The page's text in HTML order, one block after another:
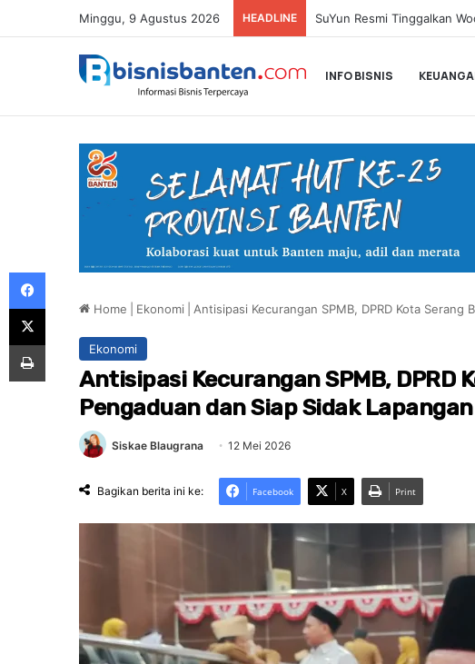
Minggu, 9 Agustus 2026 HEADLINE Paula Verhoeven Tegaskan
INFO BISNIS
Home Ekonomi Antisipasi Kecurangan SPMB, DPRD Kota Serang
Ekonomi
Antisipasi Kecurangan SPMB, DPRD
Pengaduan dan Siap Sidak Lapangan
Siskae Blaugrana 12 Mei 2026
Bagikan berita ini ke: Facebook X Print
Facebook